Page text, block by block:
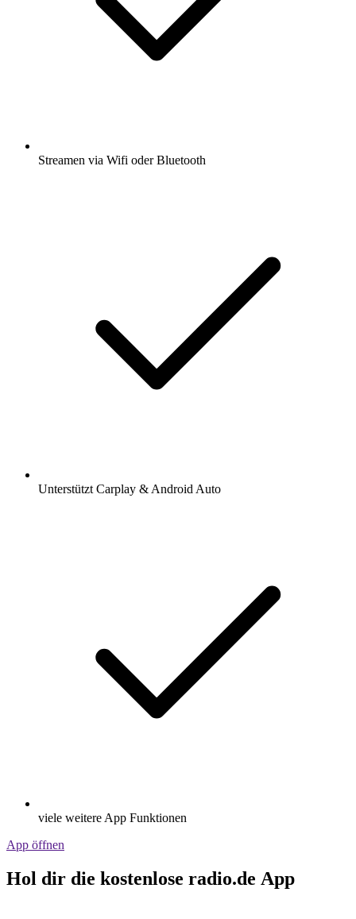
Streamen via Wifi oder Bluetooth
Unterstützt Carplay & Android Auto
viele weitere App Funktionen
App öffnen
Hol dir die kostenlose radio.de App